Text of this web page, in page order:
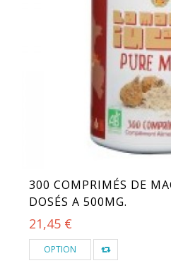
300 COMPRIMÉS DE
DOSÉS A 500MG.
21,45 €
OPTION